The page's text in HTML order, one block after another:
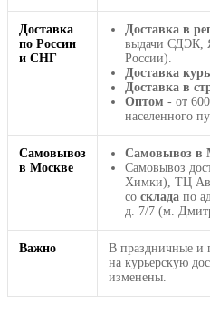
Доставка
по России
и СНГ
Доставка в
выдачи СДЭК,
России).
Доставка
Доставка в
Оптом - от
населенного
Самовывоз
в Москве
Самовывоз в
Самовывоз
Химки), ТЦ
со склада по
д. 7/7 (м.
Важно
В праздничные и
на курьерскую
изменены.